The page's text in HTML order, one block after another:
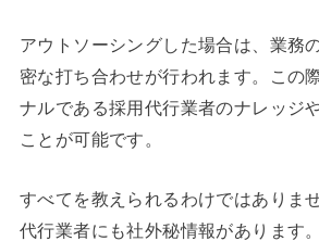
アウトソーシングした場合は、業務
密な打ち合わせが行われます。この
ナルである採用代行業者のナレッジ
ことが可能です。
すべてを教えられるわけではありま
代行業者にも社外秘情報があります